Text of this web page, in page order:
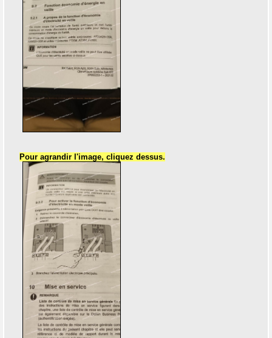
Pour agrandir l'image, cliquez dessus.